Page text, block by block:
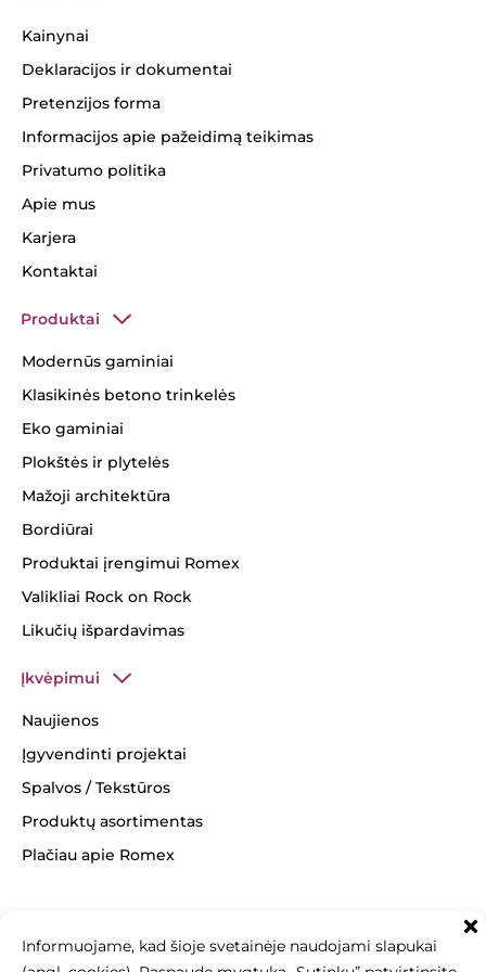
Informuojame, kad šioje svetainėje naudojami slapukai
Kainynai
Deklaracijos ir dokumentai
Pretenzijos forma
Informacijos apie pažeidimą teikimas
Privatumo politika
Apie mus
Karjera
Kontaktai
Produktai
Modernūs gaminiai
Klasikinės betono trinkelės
Eko gaminiai
Plokštės ir plytelės
Mažoji architektūra
Bordiūrai
Produktai įrengimui Romex
Valikliai Rock on Rock
Likučių išpardavimas
Įkvėpimui
Naujienos
Įgyvendinti projektai
Spalvos / Tekstūros
Produktų asortimentas
Plačiau apie Romex